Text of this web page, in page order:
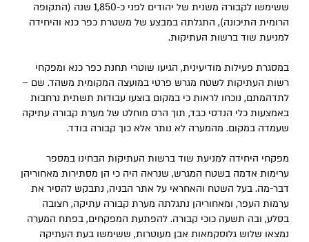
ששימשו לקבורה משנית של יהודים לפני כ-1,850 שנה (התקופה
הרומית התיכונה), התגלתה במבצע של משטרת כפר כנא והיחידה
למניעת שוד ברשות העתיקות.
במסגרת פעילות מודיעינית, הגיעו שוטרי תחנת כפר כנא ומפקחי
רשות העתיקות לשטח מגרש פרטי במועצה המקומית משהד. שם –
לתדהמתם, נוכחו לראות כי במקום בוצעו עבודות תשתית נרחבות
באמצעות כלי הנדסי כבד, תוך הרס מוחלט של מערת קבורה עתיקה
שעמדה במקום. מהמערה לא נותר אלא כוך קבורה בודד.
מפקחי היחידה למניעת שוד ברשות העתיקות הבחינו במספר
ערימות אדמה בשטח המגרש, שנראה היה כי הן מסתירות מאחוריהן
דבר-מה. בעל השטח והאחראי על אתר הבניה, נתבקש להסיר את
ערמות העפר, ומאחוריהן נתגלתה מערת קבורה עתיקה, חצובה
בסלע, ובה תשעה כוכי קבורה. להפתעת המפקחים, בפתח המערה
נמצאו שלוש גלוסקמאות אבן מעוטרות, ששימשו בעת העתיקה